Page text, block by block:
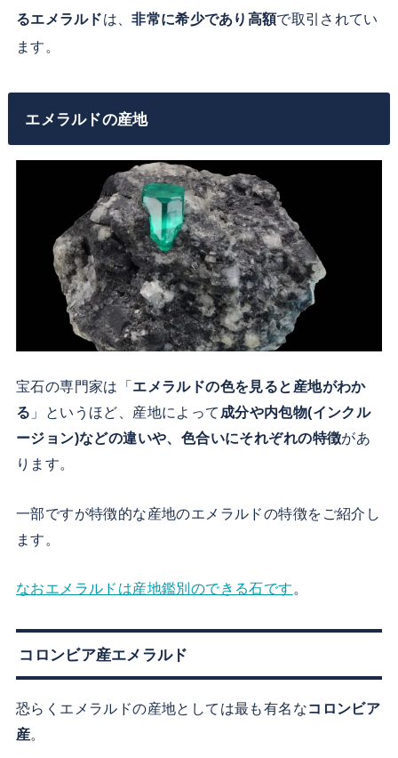
るエメラルドは、非常に希少であり高額で取引されてい
ます。
エメラルドの産地
宝石の専門家は「エメラルドの色を見ると産地がわか
る 」というほど、産地によって 成分や内包物(インクル
ージョン)などの違いや、色合いにそれぞれの特徴があ
ります。
一部ですが特徴的な産地のエメラルドの特徴をご紹介し
ます。
なおエメラルドは産地鑑別のできる石です 。
コロンビア産エメラルド
恐らくエメラルドの産地としては最も有名なコロンビア
産